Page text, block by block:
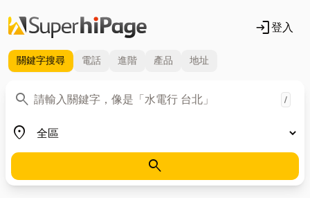
login登入
關鍵字搜尋 電話 進階 產品 地址
search
關鍵字 /
place
地區
search